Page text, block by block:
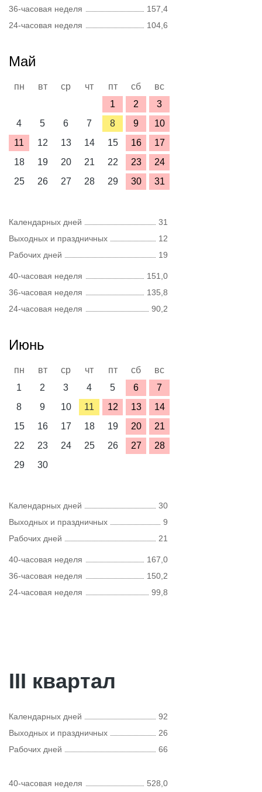
36-часовая неделя
157,4
24-часовая неделя
104,6
Май
пн вт ср чт пт сб
вс
1
2
3
4
5 6 7 8 9
10
11
12 13 14 15 16
17
18
19 20 21 22 23
24
25
26 27 28 29 30 31
Календарных дней
31
Выходных и праздничных
12
Рабочих дней
19
40-часовая неделя
151,0
36-часовая неделя
135,8
24-часовая неделя
90,2
Июнь
пн вт ср чт пт сб
вс
1
2 3 4 5 6
7
8
9 10 11 12 13
14
15
16 17 18 19 20
21
22
23 24 25 26 27
28
29
30
Календарных дней
30
Выходных и праздничных
9
Рабочих дней
21
40-часовая неделя
167,0
36-часовая неделя
150,2
24-часовая неделя
99,8
III квартал
Календарных дней
92
Выходных и праздничных
26
Рабочих дней
66
40-часовая неделя 528,0